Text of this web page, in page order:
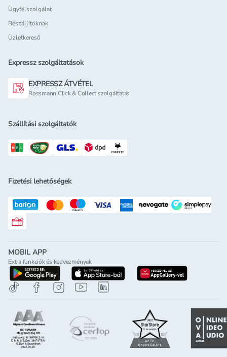
Ügyfélszolgálat
Beszállítóknak
Üzletkereső
Expressz szolgáltatások
EXPRESSZ ÁTVÉTEL
Rossmann Click & Collect szolgáltatás
Szállítási szolgáltatók
Fizetési lehetőségek
Rossmann ajándékkártya
MOBIL APP
Extra funkciók és kedvezmények
letöltés a google-play-rölletöltés az app-store-ból
letöltés